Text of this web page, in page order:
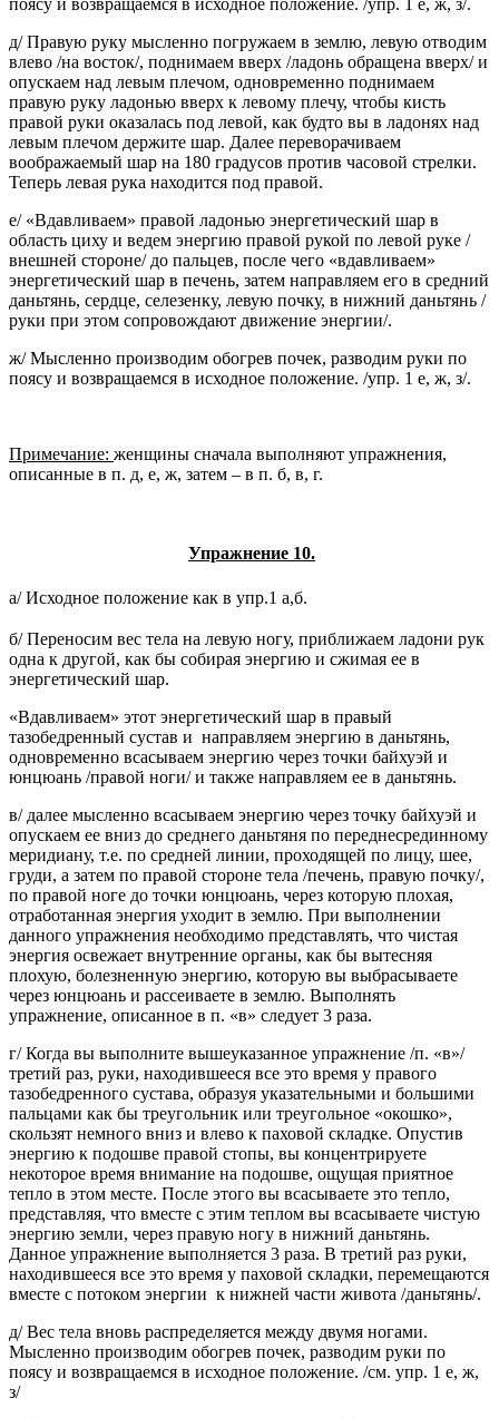
д/ Правую руку мысленно погружаем в землю, левую отводим
влево /на восток/, поднимаем вверх /ладонь обращена вверх/ и
опускаем над левым плечом, одновременно поднимаем
правую руку ладонью вверх к левому плечу, чтобы кисть
правой руки оказалась под левой, как будто вы в ладонях над
левым плечом держите шар. Далее переворачиваем
воображаемый шар на 180 градусов против часовой стрелки.
Теперь левая рука находится под правой.
е/ «Вдавливаем» правой ладонью энергетический шар в
область циху и ведем энергию правой рукой по левой руке /
внешней стороне/ до пальцев, после чего «вдавливаем»
энергетический шар в печень, затем направляем его в средний
даньтянь, сердце, селезенку, левую почку, в нижний даньтянь /
руки при этом сопровождают движение энергии/.
ж/ Мысленно производим обогрев почек, разводим руки по
поясу и возвращаемся в исходное положение. /упр. 1 е, ж, з/.
Примечание: женщины сначала выполняют упражнения,
описанные в п. д, е, ж, затем – в п. б, в, г.
Упражнение 10.
а/ Исходное положение как в упр.1 а,б.
б/ Переносим вес тела на левую ногу, приближаем ладони рук
одна к другой, как бы собирая энергию и сжимая ее в
энергетический шар.
«Вдавливаем» этот энергетический шар в правый
тазобедренный сустав и направляем энергию в даньтянь,
одновременно всасываем энергию через точки байхуэй и
юнцюань /правой ноги/ и также направляем ее в даньтянь.
в/ далее мысленно всасываем энергию через точку байхуэй и
опускаем ее вниз до среднего даньтяня по переднесрединному
меридиану, т.е. по средней линии, проходящей по лицу, шее,
груди, а затем по правой стороне тела /печень, правую почку/,
по правой ноге до точки юнцюань, через которую плохая,
отработанная энергия уходит в землю. При выполнении
данного упражнения необходимо представлять, что чистая
энергия освежает внутренние органы, как бы вытесняя
плохую, болезненную энергию, которую вы выбрасываете
через юнцюань и рассеиваете в землю. Выполнять
упражнение, описанное в п. «в» следует 3 раза.
г/ Когда вы выполните вышеуказанное упражнение /п. «в»/
третий раз, руки, находившееся все это время у правого
тазобедренного сустава, образуя указательными и большими
пальцами как бы треугольник или треугольное «окошко»,
скользят немного вниз и влево к паховой складке. Опустив
энергию к подошве правой стопы, вы концентрируете
некоторое время внимание на подошве, ощущая приятное
тепло в этом месте. После этого вы всасываете это тепло,
представляя, что вместе с этим теплом вы всасываете чистую
энергию земли, через правую ногу в нижний даньтянь.
Данное упражнение выполняется 3 раза. В третий раз руки,
находившееся все это время у паховой складки, перемещаются
вместе с потоком энергии к нижней части живота /даньтянь/.
д/ Вес тела вновь распределяется между двумя ногами.
Мысленно производим обогрев почек, разводим руки по
поясу и возвращаемся в исходное положение. /см. упр. 1 е, ж,
з/